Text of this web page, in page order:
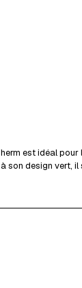
est idéal
son design vert,